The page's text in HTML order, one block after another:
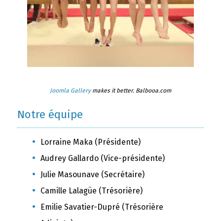
Joomla Gallerymakes it better. Balbooa.com
Notre équipe
Lorraine Maka (Présidente)
Audrey Gallardo (Vice-présidente)
Julie Masounave (Secrétaire)
Camille Lalagüe (Trésorière)
Emilie Savatier-Dupré (Trésorière